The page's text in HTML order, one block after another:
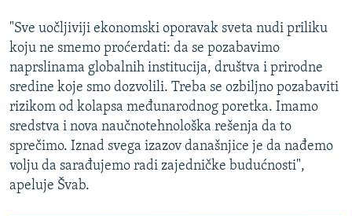
"Sve uočljiviji ekonomski oporavak sveta nudi priliku
koju ne smemo proćerdati: da se pozabavimo
naprslinama globalnih institucija, društva i prirodne
sredine koje smo dozvolili. Treba se ozbiljno pozabaviti
rizikom od kolapsa međunarodnog poretka. Imamo
sredstva i nova naučnotehnološka rešenja da to
sprečimo. Iznad svega izazov današnjice je da nađemo
volju da sarađujemo radi zajedničke budućnosti",
apeluje Švab.